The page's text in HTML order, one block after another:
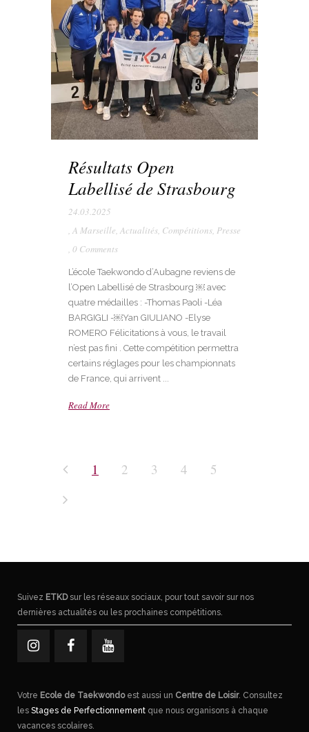
Résultats Open
Labellisé de Strasbourg
24.03.2025
, A Marseille, Actualités, Compétitions, Presse
, 0 Comments
L’école Taekwondo d’Aubagne reviens de
l’Open Labellisé de Strasbourg ￼ avec
quatre médailles : -Thomas Paoli -Léa
BARGIGLI -￼Yan GIULIANO -Elyse
ROMERO Félicitations à vous, le travail
n’est pas fini . Cette compétition permettra
certains réglages pour les championnats
de France, qui arrivent ...
Read More
1 2 3 4 5
Suivez ETKDsur les réseaux sociaux, pour tout savoir sur nos
dernières actualités ou les prochaines compétitions.
Votre Ecole de Taekwondoest aussi un Centre de Loisir. Consultez
les Stages de Perfectionnement que nous organisons à chaque
vacances scolaires.